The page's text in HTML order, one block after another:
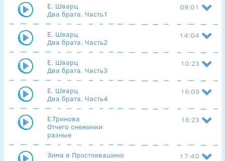
Е. Шварц
Два брата. Часть1
09:01
Е. Шварц
Два брата. Часть2
14:04
Е. Шварц
Два брата. Часть3
10:23
Е. Шварц
Два брата. Часть4
16:09
Е.Тринова
Отчего снежинки
разные
16:23
Зима в Простоквашино 17:40